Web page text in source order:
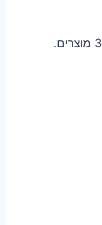
סופר ממוצע של Asda מציע כ‑35,000 מוצרים.